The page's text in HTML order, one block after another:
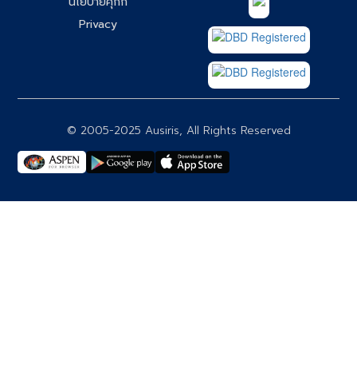
Privacy
© 2005-2025 Ausiris, All Rights Reserved